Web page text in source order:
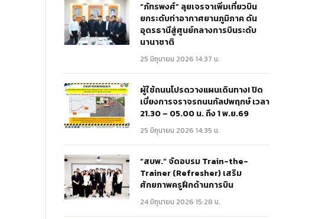
“ภัทรพงศ์” ลุยเจรจาเพิ่มเที่ยวบิน
ยกระดับท่าอากาศยานภูมิภาค ดัน
อุดรธานีสู่ศูนย์กลางการบินระดับ
นานาชาติ
25 มิถุนายน 2026 14:37 น.
ผู้ใช้ถนนโปรดวางแผนเดินทาง! ปิด
เบี่ยงการจราจรถนนกัลปพฤกษ์ เวลา
21.30 – 05.00 น. ถึง 1 พ.ย.69
25 มิถุนายน 2026 14:35 น.
“สบพ.” จัดอบรม Train-the-
Trainer (Refresher) เสริม
ศักยภาพครูฝึกด้านการบิน
24 มิถุนายน 2026 15:28 น.